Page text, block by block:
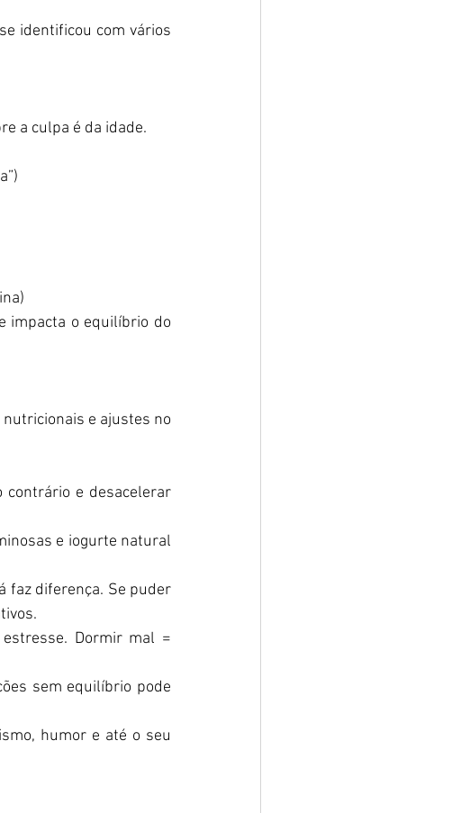
identificou com vários
a culpa é da idade.
impacta o equilíbrio do
e ajustes no
contrário e desacelerar
e iogurte natural
faz diferença. Se puder
Dormir mal =
sem equilíbrio pode
humor e até o seu